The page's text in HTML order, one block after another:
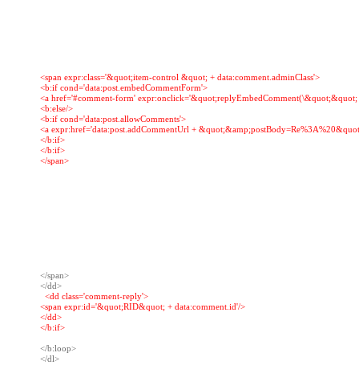
<span expr:class='&quot;item-control &quot; + data:comment.adminClass'>
<b:if cond='data:post.embedCommentForm'>
<a href='#comment-form'
<b:else/>
<b:if cond='data:post.allowComments'>
<a expr:href='data:post.addCommentUrl +
</b:if>
</b:if>
</span>
</span>
  <dd class='comment-reply'>
<span expr:id='&quot;RID&quot; + data:comment.id'/>
</dd>
</b:if>
</b:loop>
</dl>